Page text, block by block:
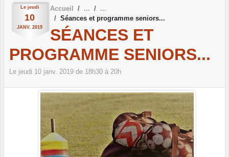
Le jeudi
10
JANV. 2019
Accueil
Séances et programme seniors...
SÉANCES ET
PROGRAMME SENIORS...
Le jeudi 10 janv. 2019 de 18h30 à 20h